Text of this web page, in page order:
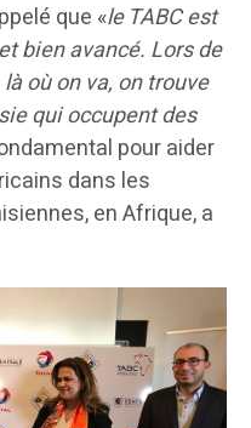
que «le TABC est
bien avancé. Lors de
où on va, on trouve
qui occupent des
pour aider
dans les
en Afrique, a